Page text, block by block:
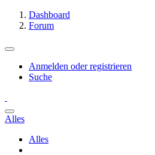
Dashboard
Forum
Anmelden oder registrieren
Suche
Alles
Alles